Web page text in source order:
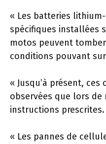
« Les batteries
spécifiques installées
motos peuvent
conditions pouvant
« Jusqu’à présent,
observées que lors de
instructions prescrites.
« Les pannes de